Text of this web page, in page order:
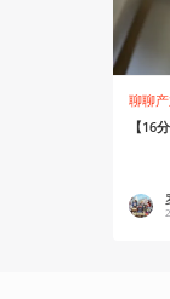
聊聊
【16